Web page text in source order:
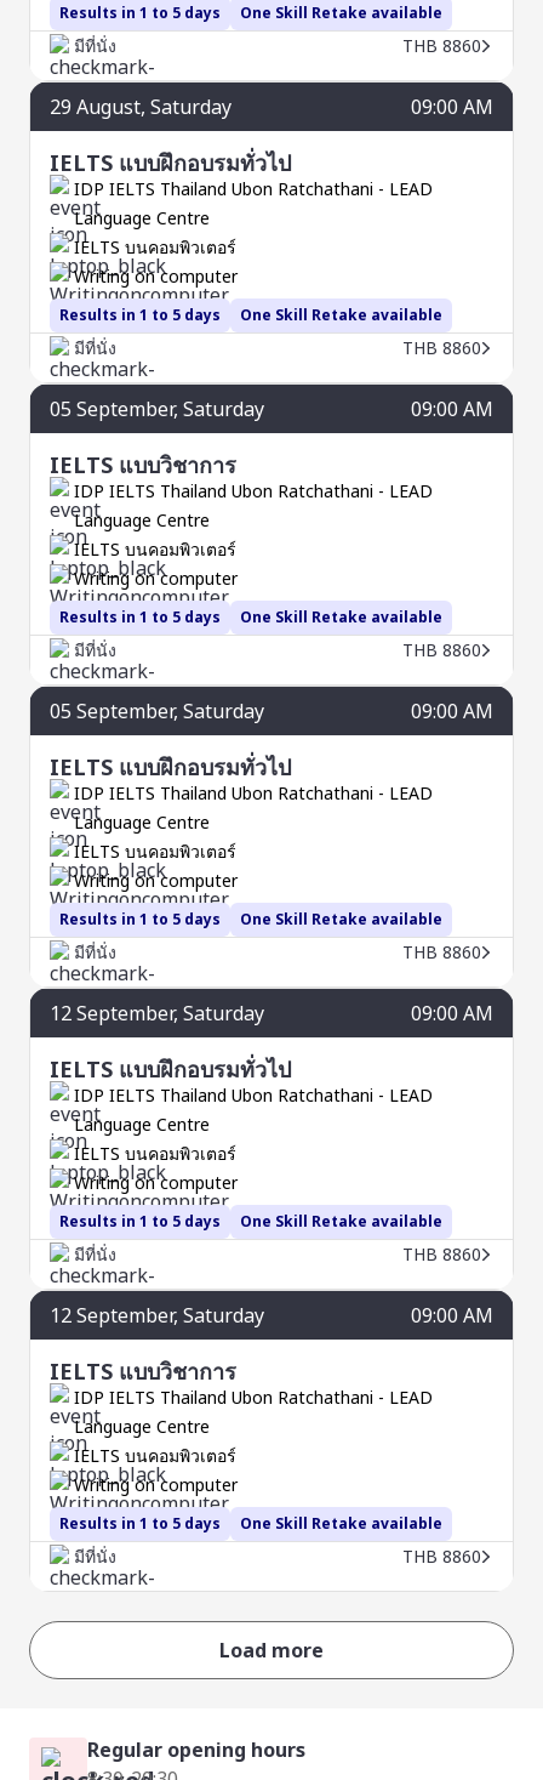
Results in 1 to 5 days One Skill Retake available
มีที่นั่ง THB 8860
29 August, Saturday 09:00 AM
IELTS แบบฝึกอบรมทั่วไป
IDP IELTS Thailand Ubon Ratchathani - LEAD
Language Centre
Results in 1 to 5 days
IELTS บนคอมพิวเตอร์
Writing on computer
One Skill Retake available
มีที่นั่ง THB 8860
05 September, Saturday 09:00 AM
IELTS แบบวิชาการ
IDP IELTS Thailand Ubon Ratchathani - LEAD
Language Centre
Results in 1 to 5 days
IELTS บนคอมพิวเตอร์
Writing on computer
One Skill Retake available
มีที่นั่ง THB 8860
05 September, Saturday 09:00 AM
IELTS แบบฝึกอบรมทั่วไป
IDP IELTS Thailand Ubon Ratchathani - LEAD
Language Centre
Results in 1 to 5 days
IELTS บนคอมพิวเตอร์
Writing on computer
One Skill Retake available
มีที่นั่ง THB 8860
12September, Saturday 09:00 AM
IELTS แบบฝึกอบรมทั่วไป
IDP IELTS Thailand Ubon Ratchathani - LEAD
Language Centre
Results in 1 to 5 days
IELTS บนคอมพิวเตอร์
Writing on computer
One Skill Retake available
มีที่นั่ง THB 8860
12September, Saturday 09:00 AM
IELTS แบบวิชาการ
IDP IELTS Thailand Ubon Ratchathani - LEAD
Language Centre
Results in 1 to 5 days
IELTS บนคอมพิวเตอร์
Writing on computer
One Skill Retake available
มีที่นั่ง THB 8860
Load more
Regular opening hours